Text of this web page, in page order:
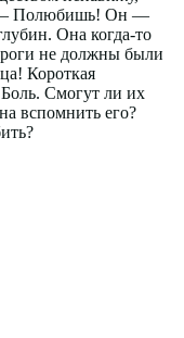
— Полюбишь! Он —
Она когда-то
не должны были
Короткая
Смогут ли их
вспомнить его?